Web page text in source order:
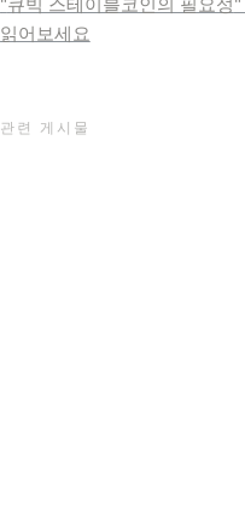
읽어보세요
관련 게시물